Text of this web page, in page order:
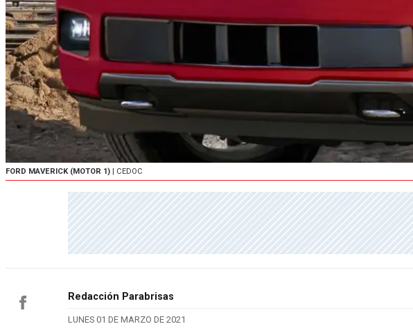
FORD MAVERICK (MOTOR 1) | CEDOC
Redacción Parabrisas
LUNES 01 DE MARZO DE 2021